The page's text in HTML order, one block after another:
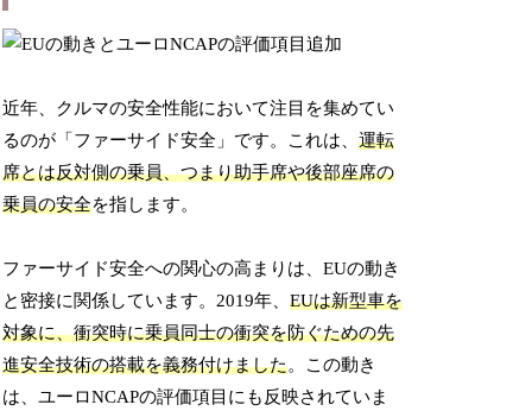
近年、クルマの安全性能において注目を集めてい
るのが「ファーサイド安全」です。これは、運転
席とは反対側の乗員、つまり助手席や後部座席の
乗員の安全を指します。
ファーサイド安全への関心の高まりは、EUの動き
と密接に関係しています。2019年、EUは新型車を
対象に、衝突時に乗員同士の衝突を防ぐための先
進安全技術の搭載を義務付けました。この動き
は、ユーロNCAPの評価項目にも反映されていま